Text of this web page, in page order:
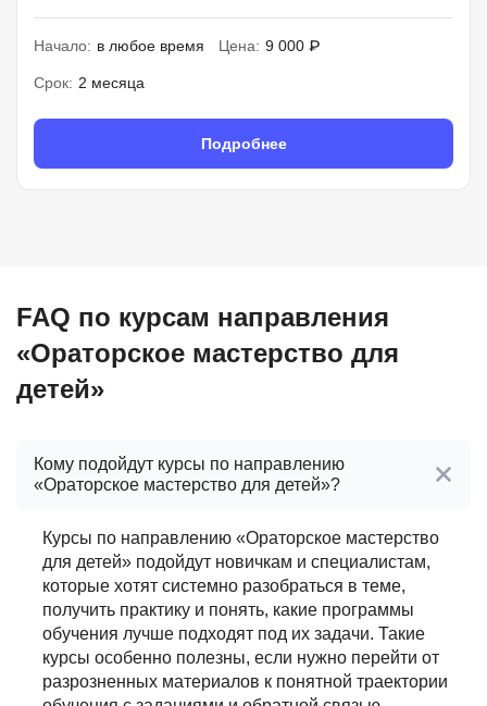
Начало: в любое время Цена: 9 000 ₽
Срок: 2 месяца
Подробнее
FAQ по курсам направления
«Ораторское мастерство для
детей»
Кому подойдут курсы по направлению
«Ораторское мастерство для детей»?
Курсы по направлению «Ораторское мастерство
для детей» подойдут новичкам и специалистам,
которые хотят системно разобраться в теме,
получить практику и понять, какие программы
обучения лучше подходят под их задачи. Такие
курсы особенно полезны, если нужно перейти от
разрозненных материалов к понятной траектории